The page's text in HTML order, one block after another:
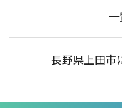
長野県上田市